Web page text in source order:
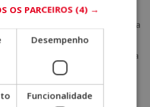
em pigmento.
misturarmos duas cores primárias na
uma cor secundária.
uma cor terciária é o resultado da
de uma secundária na mesma
OS PARCEIROS (4) →
Desempenho
Funcionalidade